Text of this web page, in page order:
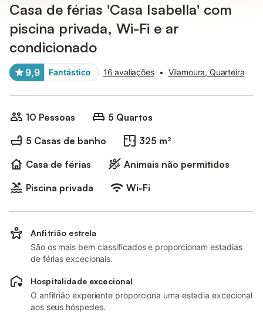
Casa de férias 'Casa Isabella' com
piscina privada, Wi-Fi e ar
condicionado
9,9 Fantástico 16 avaliações • Vilamoura, Quarteira
10 Pessoas
5 Quartos
5 Casas de banho
325 m²
Casa de férias
Animais não permitidos
Piscina privada
Wi-Fi
Anfitrião estrela
São os mais bem classificados e proporcionam estadias
de férias excecionais.
Hospitalidade excecional
O anfitrião experiente proporciona uma estadia excecional
aos seus hóspedes.